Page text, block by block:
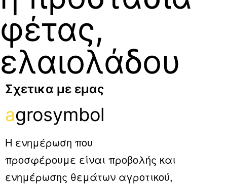
φέτας,
ελαιολάδου
Σχετικα με εμας
agrosymbol
Η ενημέρωση που
προσφέρουμε είναι προβολής και
ενημέρωσης θεμάτων αγροτικού,